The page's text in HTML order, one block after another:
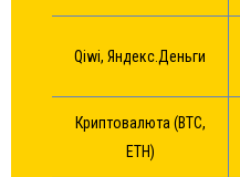
Qiwi, Яндекс.Деньги
Криптовалюта (BTC,
ETH)